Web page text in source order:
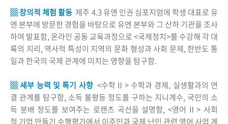
▒ 창의적 체험 활동 제주 4.3 유엔 인권 심포지엄에 학생 대표로 유
엔 본부에 방문한 경험을 바탕으로 유엔 본부와 그 산하 기관을 조사
하여 발표함, 온라인 공동 교육과정으로 <국제정치>를 수강해 각 대
륙의 지리, 역사적 특성이 지역의 문화 형성과 사회 문제, 한반도 통
일과 한국의 국제 관계에 미치는 영향을 탐구함.
▒ 세부 능력 및 특기 사항 <수학Ⅱ> 수학과 경제, 실생활과의 연
결 관계를 탐구함, 소득 불평등 정도를 구하는 지니계수, 국민의 소
득 분배 정도를 보여주는 로렌츠 곡선을 설명함, <영어Ⅱ> 사회
적 기업 만들기 수행평가에서 이주민과 국제 난민 관련 영어 사업 계